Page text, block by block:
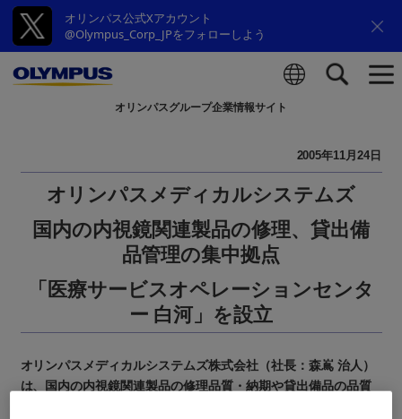
オリンパス公式Xアカウント
@Olympus_Corp_JPをフォローしよう
オリンパスグループ企業情報サイト
2005年11月24日
オリンパスメディカルシステムズ
国内の内視鏡関連製品の修理、貸出備
品管理の集中拠点
「医療サービスオペレーションセンタ
ー 白河」を設立
オリンパスメディカルシステムズ株式会社（社長：森嶌 治人）
は、国内の内視鏡関連製品の修理品質・納期や貸出備品の品質